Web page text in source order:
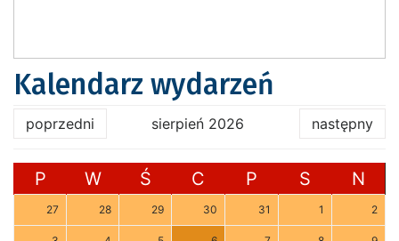
Kalendarz wydarzeń
poprzedni sierpień 2026 następny
P W Ś C P S N
27 28 29 30 31 1 2